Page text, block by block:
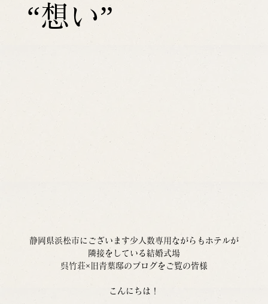
“想い”
静岡県浜松市にございます少人数専用ながらもホテルが
隣接をしている結婚式場
呉竹荘×旧青葉邸のブログをご覧の皆様
こんにちは！